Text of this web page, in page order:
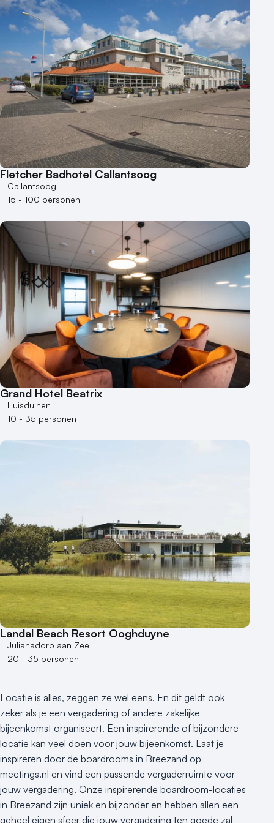
Aantal personen
1 - 50 personen
50 - 100 personen
100 - 250 personen
250 - 500 personen
500+ personen
Bijzondere locaties
Buitenlocatie
Duurzame locatie
Groene locatie
Heisessie
Hotel
Hybride events
Industriële locatie
Kasteel en landgoed
Kleine / intieme locatie
Locaties aan zee
Museum
Theater
Varende locatie
Fletcher Badhotel Callantsoog
Callantsoog
15 - 100 personen
Grand Hotel Beatrix
Huisduinen
10 - 35 personen
Landal Beach Resort Ooghduyne
Julianadorp aan Zee
20 - 35 personen
Locatie is alles, zeggen ze wel eens. En dit geldt ook
zeker als je een vergadering of andere zakelijke
bijeenkomst organiseert. Een inspirerende of bijzondere
locatie kan veel doen voor jouw bijeenkomst. Laat je
inspireren door de boardrooms in Breezand op
meetings.nl en vind een passende vergaderruimte voor
jouw vergadering. Onze inspirerende boardroom-locaties
in Breezand zijn uniek en bijzonder en hebben allen een
geheel eigen sfeer die jouw vergadering ten goede zal